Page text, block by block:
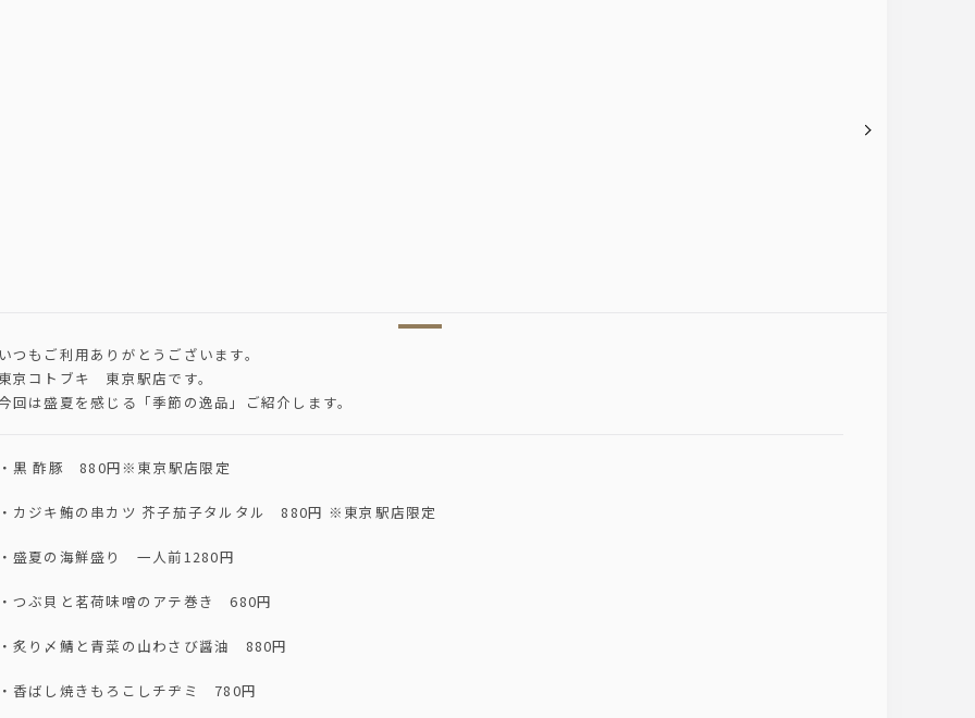
つもご利用ありがとうございます。
京コトブキ 東京駅店です。
回は盛夏を感じる「季節の逸品」ご紹介します。
黒 酢豚 880円※東京駅店限定
カジキ鮪の串カツ 芥子茄子タルタル 880円 ※東京駅店限定
盛夏の海鮮盛り 一人前1280円
つぶ貝と茗荷味噌のアテ巻き 680円
炙り〆鯖と青菜の山わさび醤油 880円
香ばし焼きもろこしチヂミ 780円